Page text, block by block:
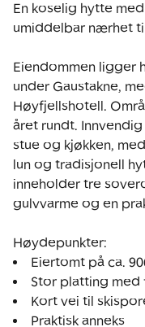
En koselig hytte
umiddelbar nærhet
Eiendommen ligger
under Gaustakne,
Høyfjellshotell.
året rundt.
stue og kjøkken,
lun og tradisjonell
inneholder tre
gulvvarme og en